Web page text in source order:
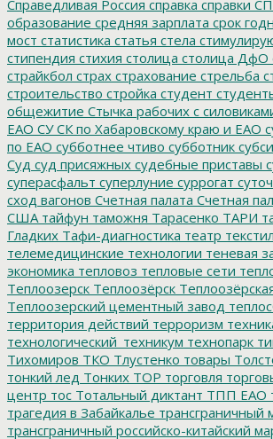
Справедливая Россия справка справки
образование средняя зарплата срок
мост статистика статья стела
стипендия стихия столица столица ДфО
страйкбол страх страхование стрельба
строительство стройка студент
общежитие Стычка рабочих с
ЕАО СУ СК по Хабаровскому краю и ЕАО
по ЕАО субботнее чтиво субботник
Суд суд присяжных судебные приставы
суперасфальт суперлуние суррогат
сход вагонов Счетная палата Счетная
США тайфун таможня Тарасенко ТАРИ
Гладких Тафи-диагностика театр
телемедицинские технологии теневая
экономика тепловоз тепловые сети
Теплоозерск Теплоозёрск
Теплоозерский цементный завод
территория действий терроризм
технологический_техникум технопарк
Тихомиров ТКО Тлустенко товары
тонкий лед Тонких ТОР торговля
центр тос Тотальный диктант ТПП ЕАО
трагедия в Забайкалье трансграничный
трансграничный российско-китайский